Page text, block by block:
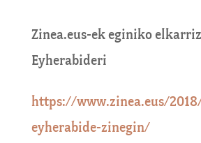
Zinea.eus-ek eginiko
Eyherabideri
https://www.zinea.eus/
eyherabide-zinegin/